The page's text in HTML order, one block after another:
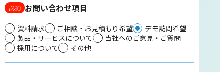
必須 お問い合わせ項目
資料請求 ご相談・お見積もり希望
デモ訪問希望
製品・サービスについて
当社へのご意見・ご質問
採用について
その他